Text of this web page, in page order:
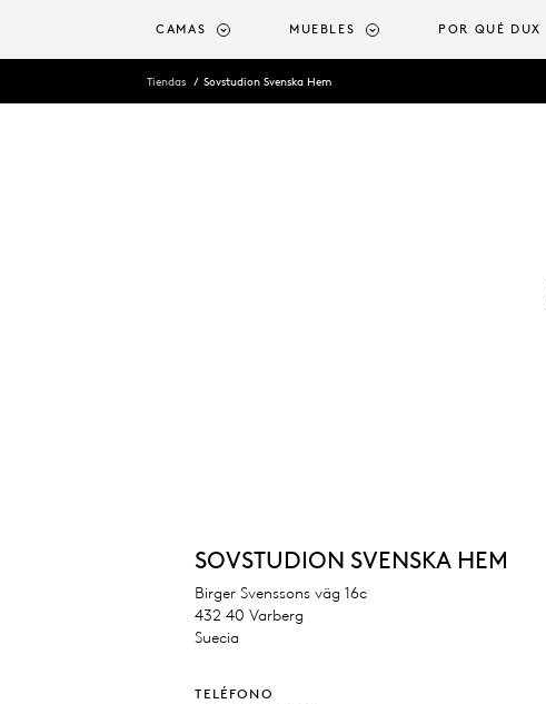
CAMAS MUEBLES POR QUÉ DUX
Tiendas Sovstudion Svenska Hem
SOVSTUDION SVENSKA HEM
Birger Svenssons väg 16c
432 40 Varberg
Suecia
TELÉFONO